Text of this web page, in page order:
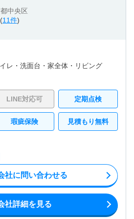
中央区
(11件)
レ・ 洗面台・ 家全体・ リビング
LINE対応可 定期点検
瑕疵保険 見積もり無料
社に問い合わせる
社詳細を見る